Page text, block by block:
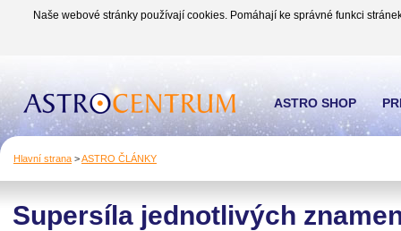
Naše webové stránky používají cookies. Pomáhají ke správné funkci
Hlavní strana >ASTRO ČLÁNKY
Supersíla jednotlivých
ASTRO SHOP